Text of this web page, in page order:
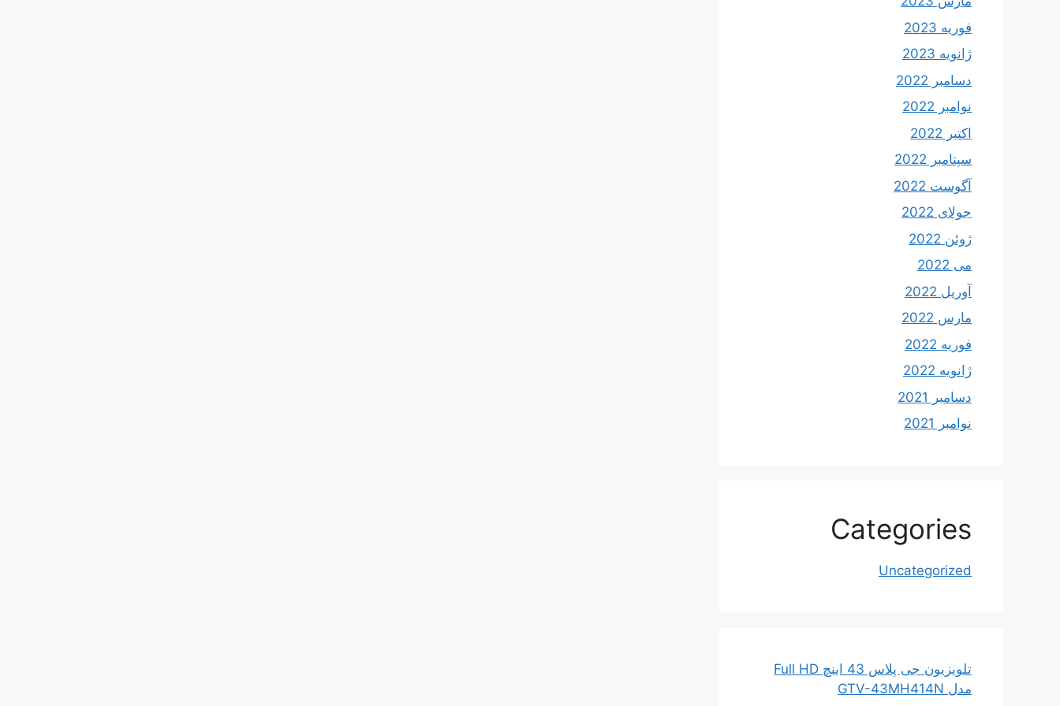
فوریه 2023
ژانویه 2023
دسامبر 2022
نوامبر 2022
اکتبر 2022
سپتامبر 2022
آگوست 2022
جولای 2022
ژوئن 2022
می 2022
آوریل 2022
مارس 2022
فوریه 2022
ژانویه 2022
دسامبر 2021
نوامبر 2021
Categories
Uncategorized
تلویزیون جی پلاس 43 اینچ Full HD
مدل GTV-43MH414N